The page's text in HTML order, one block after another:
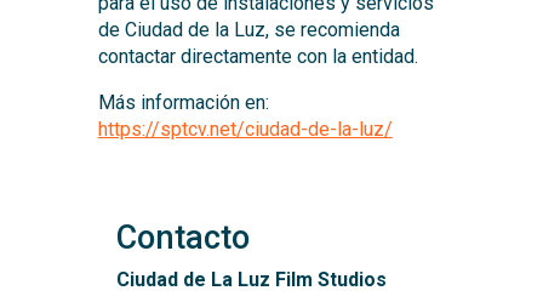
de Ciudad de la Luz, se recomienda
contactar directamente con la entidad.
Más información en:
https://sptcv.net/ciudad-de-la-luz/
Contacto
Ciudad de La Luz Film Studios